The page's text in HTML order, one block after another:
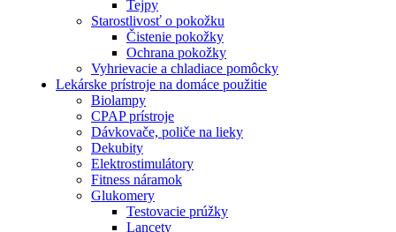
Tejpy
Starostlivosť o pokožku
Čistenie pokožky
Ochrana pokožky
Vyhrievacie a chladiace pomôcky
Lekárske prístroje na domáce použitie
Biolampy
CPAP prístroje
Dávkovače, poliče na lieky
Dekubity
Elektrostimulátory
Fitness náramok
Glukomery
Testovacie prúžky
Lancety